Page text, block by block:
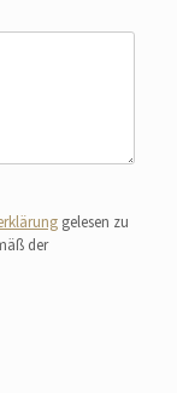
gelesen zu
der